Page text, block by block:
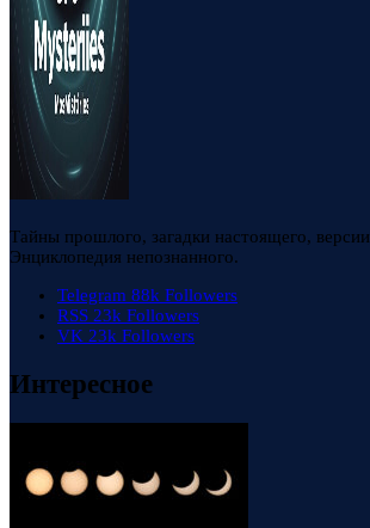
Тайны прошлого, загадки настоящего,
Энциклопедия непознанного.
Telegram 88k Followers
RSS 23k Followers
VK 23k Followers
Интересное